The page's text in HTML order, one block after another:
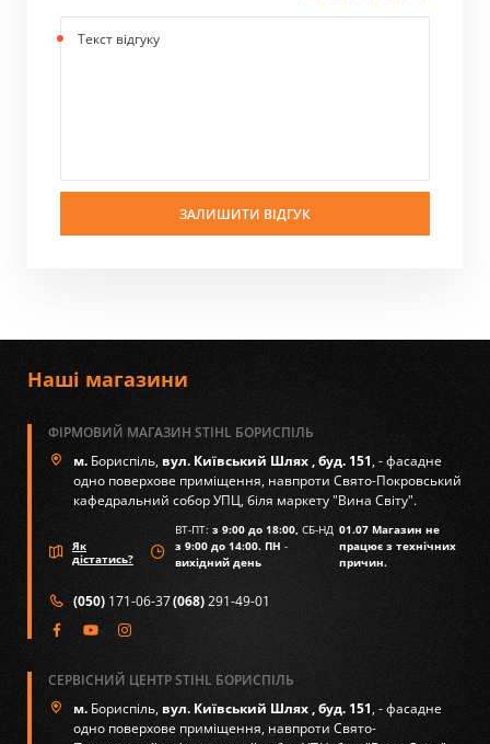
відгуку
ЗАЛИШИТИ ВІДГУК
Наші магазини
ФІРМОВИЙ МАГАЗИН STIHL БОРИСПІЛЬ
м. Бориспіль,вул. Київський Шлях , буд. 151, - фасадне
одно поверхове приміщення, навпроти Свято-Покровський
кафедральний собор УПЦ, біля маркету "Вина Світу".
Як
дістатись?
ВТ-ПТ: з 9:00 до 18:00, СБ-НД
з 9:00 до 14:00. ПН -
вихідний день
01.07 Магазин не
працює з технічних
причин.
(050) 171-06-37(068)291-49-01
СЕРВІСНИЙ ЦЕНТР STIHL БОРИСПІЛЬ
м. Бориспіль,вул. Київський Шлях , буд. 151, - фасадне
одно поверхове приміщення, навпроти Свято-